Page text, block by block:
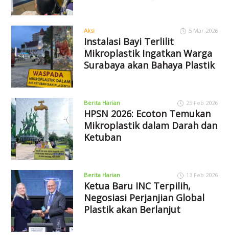
Aksi 5 Mar 2026
Instalasi Bayi Terlilit
Mikroplastik Ingatkan Warga
Surabaya akan Bahaya Plastik
Berita Harian 25 Feb 2026
HPSN 2026: Ecoton Temukan
Mikroplastik dalam Darah dan
Ketuban
Berita Harian 13 Feb 2026
Ketua Baru INC Terpilih,
Negosiasi Perjanjian Global
Plastik akan Berlanjut